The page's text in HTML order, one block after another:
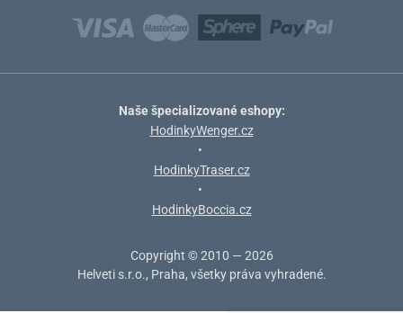
Naše špecializované eshopy:
HodinkyWenger.cz
•
HodinkyTraser.cz
•
HodinkyBoccia.cz
Copyright © 2010 — 2026
Helveti s.r.o., Praha, všetky práva vyhradené.